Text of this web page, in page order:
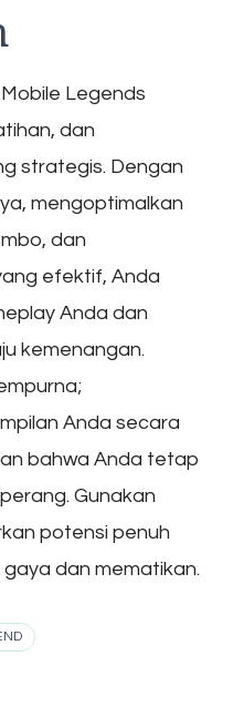
Legends
dan
strategis. Dengan
mengoptimalkan
dan
efektif, Anda
Anda dan
kemenangan.
Anda secara
bahwa Anda tetap
Gunakan
potensi penuh
dan mematikan.